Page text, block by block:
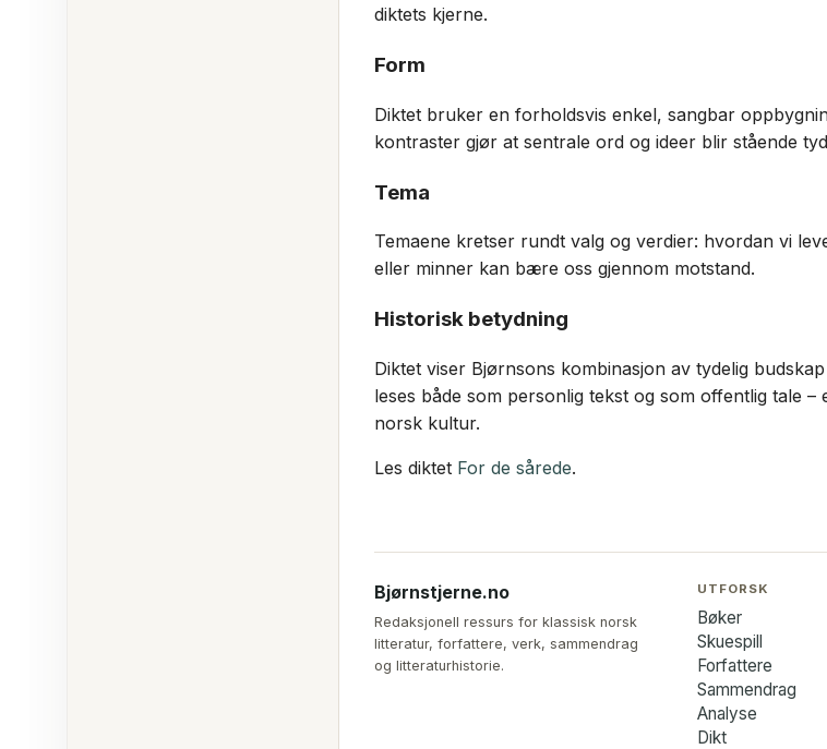
diktets kjerne.
Form
Diktet bruker en forholdsvis enkel, sangbar
kontraster gjør at sentrale ord og ideer blir stående
Tema
Temaene kretser rundt valg og verdier: hvordan vi
eller minner kan bære oss gjennom motstand.
Historisk betydning
Diktet viser Bjørnsons kombinasjon av tydelig
leses både som personlig tekst og som offentlig tale
norsk kultur.
Les diktet For de sårede.
Bjørnstjerne.no
Redaksjonell ressurs for klassisk norsk
litteratur, forfattere, verk, sammendrag
og litteraturhistorie.
UTFORSK
Bøker
Skuespill
Forfattere
Sammendrag
Analyse
Dikt